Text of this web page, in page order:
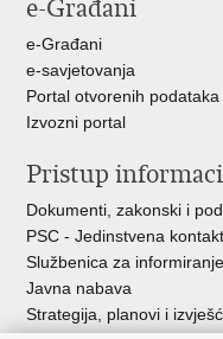
e-Građani
e-Građani
e-savjetovanja
Portal otvorenih podataka
Izvozni portal
Pristup
Dokumenti, zakonski i
PSC - Jedinstvena
Službenica za informiranje
Javna nabava
Strategija, planovi i